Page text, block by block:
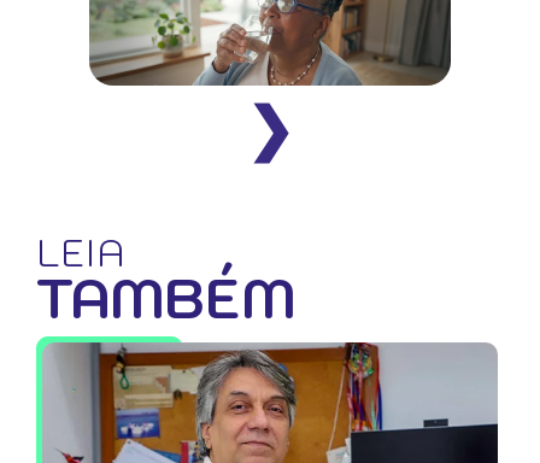
❯
LEIA
TAMBÉM